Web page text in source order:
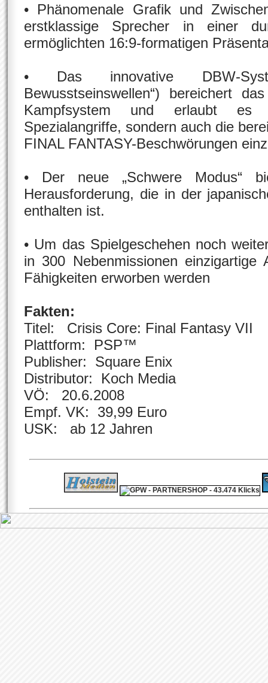
• Phänomenale Grafik und
erstklassige Sprecher in einer
ermöglichten 16:9-formatigen
• Das innovative DBW-
Bewusstseinswellen“) bereichert
Kampfsystem und erlaubt
Spezialangriffe, sondern auch die
FINAL FANTASY-Beschwörungen
• Der neue „Schwere Modus“
Herausforderung, die in der
enthalten ist.
• Um das Spielgeschehen noch
in 300 Nebenmissionen einzigartige
Fähigkeiten erworben werden
Fakten:
Titel: Crisis Core: Final Fantasy VII
Plattform: PSP™
Publisher: Square Enix
Distributor: Koch Media
VÖ: 20.6.2008
Empf. VK: 39,99 Euro
USK: ab 12 Jahren